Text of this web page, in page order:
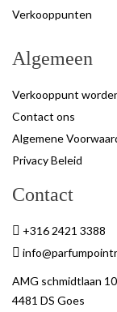
Verkooppunten
Algemeen
Verkooppunt
Contact ons
Algemene
Privacy Beleid
Contact
+316 2421 3388
AMG schmidtlaan 10
4481 DS Goes